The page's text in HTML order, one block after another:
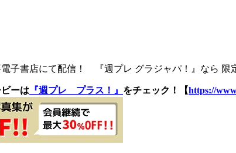
子書店にて配信！ 『週プレ グラジャパ！』なら 限
ーは 『週プレ プラス！』 をチェック！【https://